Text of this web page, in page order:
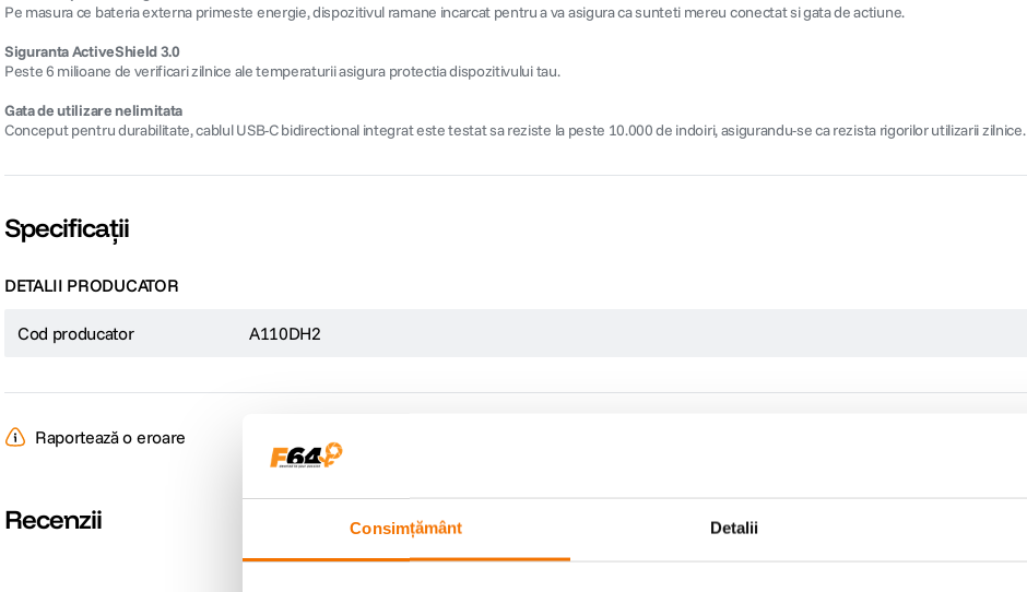
Consimțământ Detalii
Pe masura ce bateria externa primeste energie, dispozitivul ramane incarcat pentru a va asigura ca sunteti mereu conectat si gata de actiune.
Siguranta ActiveShield 3.0
Peste 6 milioane de verificari zilnice ale temperaturii asigura protectia dispozitivului tau.
Gata de utilizare nelimitata
Conceput pentru durabilitate, cablul USB-C bidirectional integrat este testat sa reziste la peste 10.000 de indoiri, asigurandu-se ca rezista rigorilor utilizarii zilnice.
Specificații
DETALII PRODUCATOR
Cod producator A110DH2
Raportează o eroare
Recenzii